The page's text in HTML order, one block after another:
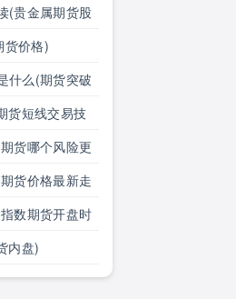
(贵金属期货股
货价格)
什么(期货突破
)
货短线交易技
货哪个风险更
货价格最新走
数期货开盘时
内盘)